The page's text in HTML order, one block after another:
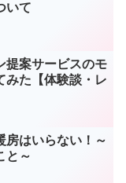
いて
提案サービスのモ
みた【体験談・レ
房はいらない！～
と～